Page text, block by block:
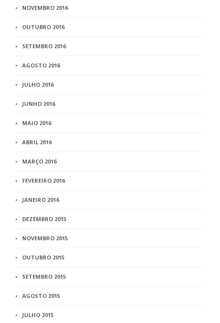
NOVEMBRO 2016
OUTUBRO 2016
SETEMBRO 2016
AGOSTO 2016
JULHO 2016
JUNHO 2016
MAIO 2016
ABRIL 2016
MARÇO 2016
FEVEREIRO 2016
JANEIRO 2016
DEZEMBRO 2015
NOVEMBRO 2015
OUTUBRO 2015
SETEMBRO 2015
AGOSTO 2015
JULHO 2015